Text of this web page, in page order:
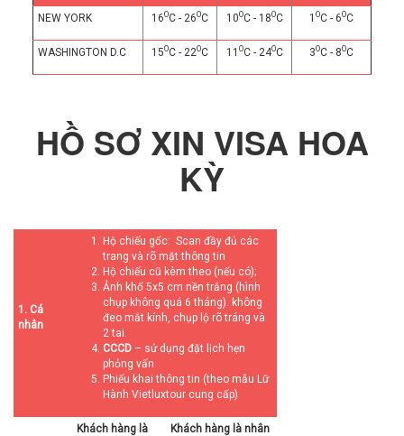
NEW YORK 16OC - 26OC 10OC - 18OC 1 OC - 6OC
WASHINGTON D.C 15OC - 22OC 11 OC - 24OC 3OC - 8OC
HỒ SƠ XIN VISA HOA
KỲ
1. Cá
nhân
Hộ chiếu gốc: Scan đầy đủ các
trang và rõ mặt thông tin
Hộ chiếu cũ kèm theo (nếu có);
Ảnh khổ 5x5 cm nền trắng (hình
chụp không quá 6 tháng). không
đeo mắt kính, chụp lộ rõ tráng và
2 tai.
CCCD – sử dụng đặt lịch hẹn
phỏng vấn
Phiếu khai thông tin (theo mẫu Lữ
Hành Vietluxtour cung cấp)
Khách hàng là
Khách hàng là nhân